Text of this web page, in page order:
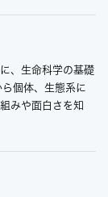
、生命科学の基礎
個体、生態系に
みや面白さを知